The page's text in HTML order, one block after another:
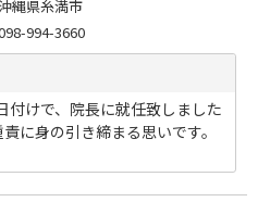
縄県糸満市
994-3660
付けで、院長に就任致しました
に身の引き締まる思いです。